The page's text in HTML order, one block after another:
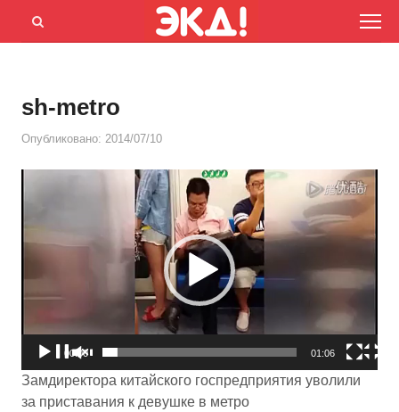
Menu
Открыть
sh-metro
Опубликовано: 2014/07/10
00:00 01:06
Замдиректора китайского госпредприятия уволили
за приставания к девушке в метро